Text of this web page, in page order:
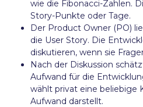
wie die Fibonacci-Zahlen.
Story-Punkte oder Tage.
Der Product Owner (PO)
die User Story. Die
diskutieren, wenn sie
Nach der Diskussion
Aufwand für die
wählt privat eine beliebige
Aufwand darstellt.